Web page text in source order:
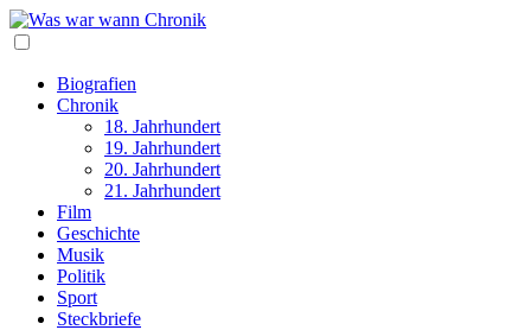
Biografien
Chronik
18. Jahrhundert
19. Jahrhundert
20. Jahrhundert
21. Jahrhundert
Film
Geschichte
Musik
Politik
Sport
Steckbriefe